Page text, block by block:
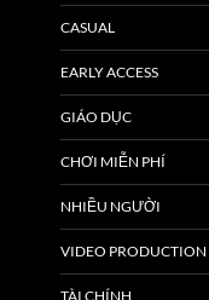
CASUAL
EARLY ACCESS
GIÁO DỤC
CHƠI MIỄN PHÍ
NHIỀU NGƯỜI
VIDEO PRODUCTION
TÀI CHÍNH